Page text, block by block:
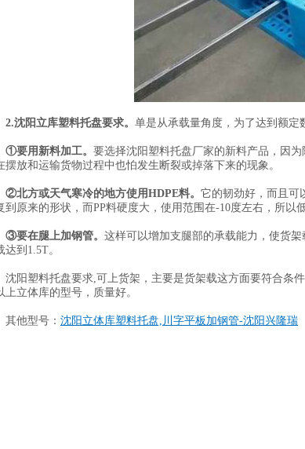
2.沈阳立库塑料托盘要求。 单是从承载量角度，为了达到额定
①要用新料加工。 要选择沈阳塑料托盘厂家的新料产品，因
摆放和运输货物过程中也怕发生断裂或掉落下来的现象。
②北方或天气寒冷的地方使用HDPE料。 它的韧劲好，而且可
到原来的形状，而PP料硬度大，使用范围在-10度左右，所以
③要在腿上加钢管。 这样可以增加支腿部的承载能力，使货
达到1.5T。
沈阳塑料托盘要求,可上货架，主要是货架载这方面要符合条
上立体库的型号，质量好。
其他型号： 沈阳立体库塑料托盘,川字平板加钢管-沈阳兴隆瑞